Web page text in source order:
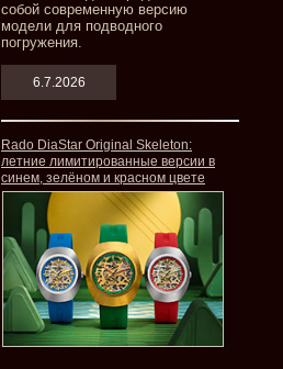
собой современную версию
модели для подводного
погружения.
6.7.2026
Rado DiaStar Original Skeleton:
летние лимитированные версии в
синем, зелёном и красном цвете